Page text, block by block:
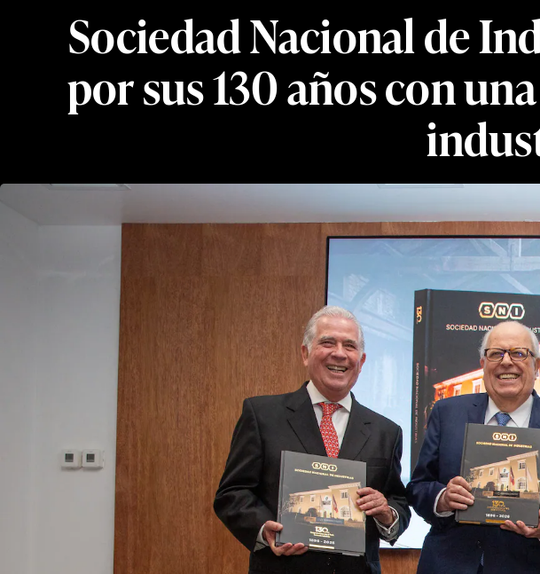
Sociedad Nacional de
por sus 130 años con